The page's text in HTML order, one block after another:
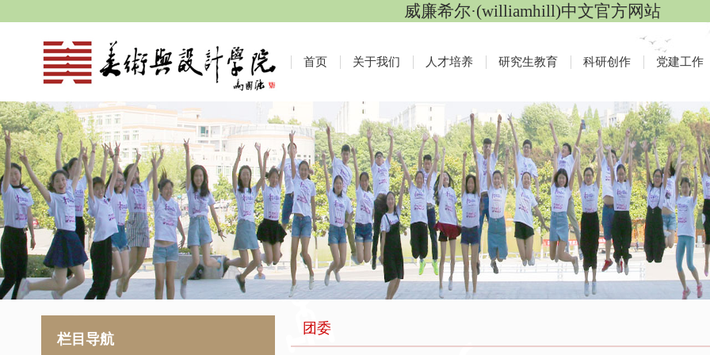
威廉希尔·(williamhill)中文官方网站
首页 关于我们 人才培养 研究生教育 科研创作 党建工作
栏目导航
团委